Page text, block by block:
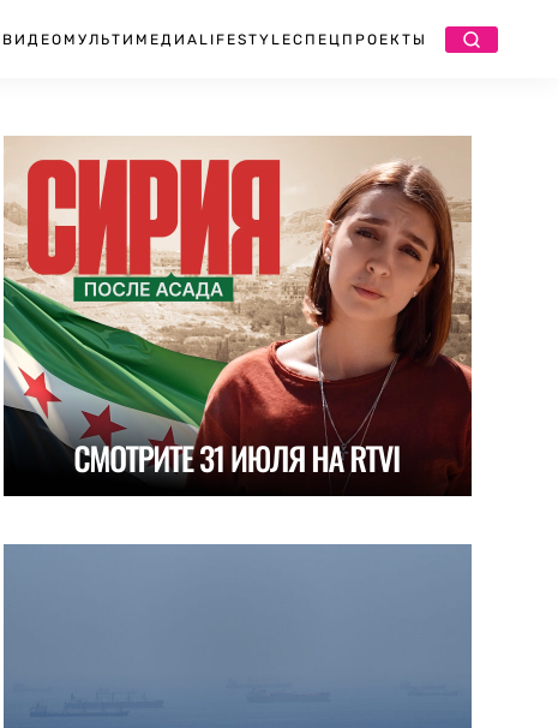
ВИДЕО МУЛЬТИМЕДИА LIFESTYLEСПЕЦПРОЕКТЫ